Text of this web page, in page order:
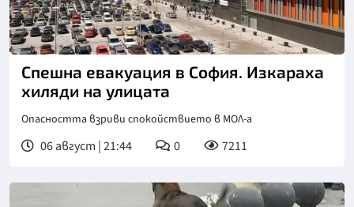
Спешна евакуация в София. Изкараха
хиляди на улицата
Опасността взриви спокойствието в МОЛ-а
06 август | 21:44 0 7211